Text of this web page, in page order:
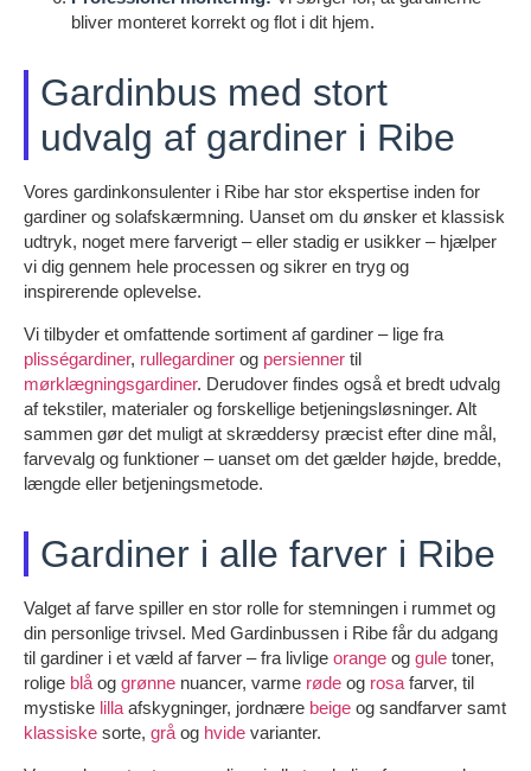
bliver monteret korrekt og flot i dit hjem.
Gardinbus med stort
udvalg af gardiner i Ribe
Vores gardinkonsulenter i Ribe har stor ekspertise inden for
gardiner og solafskærmning. Uanset om du ønsker et klassisk
udtryk, noget mere farverigt – eller stadig er usikker – hjælper
vi dig gennem hele processen og sikrer en tryg og
inspirerende oplevelse.
Vi tilbyder et omfattende sortiment af gardiner – lige fra
plisségardiner, rullegardiner og persienner til
mørklægningsgardiner. Derudover findes også et bredt udvalg
af tekstiler, materialer og forskellige betjeningsløsninger. Alt
sammen gør det muligt at skræddersy præcist efter dine mål,
farvevalg og funktioner – uanset om det gælder højde, bredde,
længde eller betjeningsmetode.
Gardiner i alle farver i Ribe
Valget af farve spiller en stor rolle for stemningen i rummet og
din personlige trivsel. Med Gardinbussen i Ribe får du adgang
til gardiner i et væld af farver – fra livlige orange og gule toner,
rolige blå og grønne nuancer, varme røde og rosa farver, til
mystiske lilla afskygninger, jordnære beige og sandfarver samt
klassiske sorte, grå og hvide varianter.